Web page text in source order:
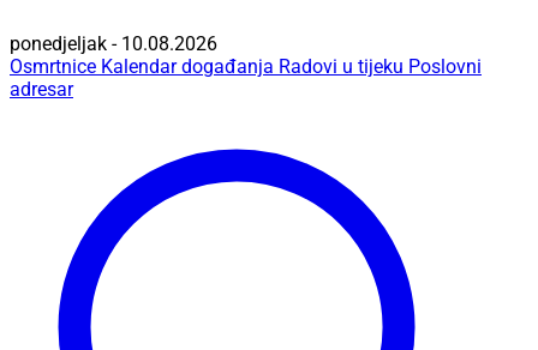
ponedjeljak - 10.08.2026
Osmrtnice Kalendar događanja Radovi u tijeku Poslovni
adresar